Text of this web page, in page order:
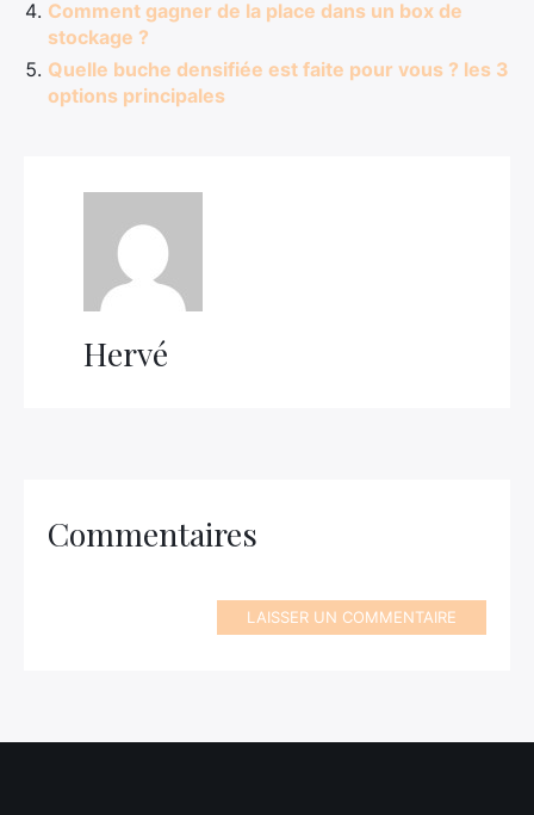
Comment gagner de la place dans un box de
stockage ?
Quelle buche densifiée est faite pour vous ? les 3
options principales
Hervé
Commentaires
LAISSER UN COMMENTAIRE